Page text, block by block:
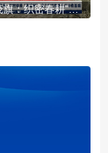
达茂旗：织密春耕“保障网” 奋力夯实粮食丰产丰收基础